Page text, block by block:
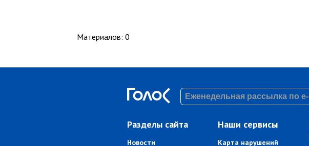
Материалов: 0
Разделы сайта
Новости
Наши сервисы
Карта нарушений